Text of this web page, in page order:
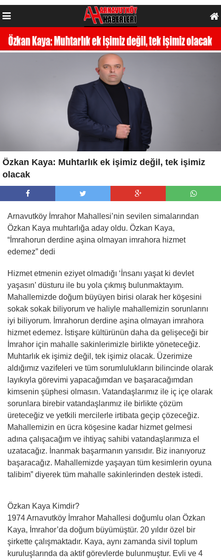
Özkan Kaya: Muhtarlık ek işimiz değil, tek işimiz
olacak
Arnavutköy İmrahor Mahallesi’nin sevilen simalarından
Özkan Kaya muhtarlığa aday oldu. Özkan Kaya,
“İmrahorun derdine aşina olmayan imrahora hizmet
edemez” dedi
Hizmet etmenin eziyet olmadığı ‘İnsanı yaşat ki devlet
yaşasın’ düsturu ile bu yola çıkmış bulunmaktayım.
Mahallemizde doğum büyüyen birisi olarak her köşesini
sokak sokak biliyorum ve haliyle mahallemizin sorunlarını
iyi biliyorum. İmrahorun derdine aşina olmayan imrahora
hizmet edemez. İstişare kültürünün daha da gelişeceği bir
İmrahor için mahalle sakinlerimizle birlikte yöneteceğiz.
Muhtarlık ek işimiz değil, tek işimiz olacak. Üzerimize
aldığımız vazifeleri ve tüm sorumlulukların bilincinde olarak
layıkıyla görevimi yapacağımdan ve başaracağımdan
kimsenin şüphesi olmasın. Vatandaşlarımız ile iç içe olarak
sorunlara birebir vatandaşlarımız ile birlikte çözüm
üreteceğiz ve yetkili mercilerle irtibata geçip çözeceğiz.
Mahallemizin en ücra köşesine kadar hizmet gelmesi
adına çalışacağım ve ihtiyaç sahibi vatandaşlarımıza el
uzatacağız. İnanmak başarmanın yarısıdır. Biz inanıyoruz
başaracağız. Mahallemizde yaşayan tüm kesimlerin oyuna
talibim” diyerek tüm mahalle sakinlerinden destek istedi.
Özkan Kaya Kimdir?
1974 Arnavutköy İmrahor Mahallesi doğumlu olan Özkan
Kaya, İmrahor’da doğum büyümüştür. 20 yıldır özel bir
şirkette çalışmaktadır. Kaya, aynı zamanda sivil toplum
kuruluşlarında da aktif görevlerde bulunmuştur. Evli ve 4